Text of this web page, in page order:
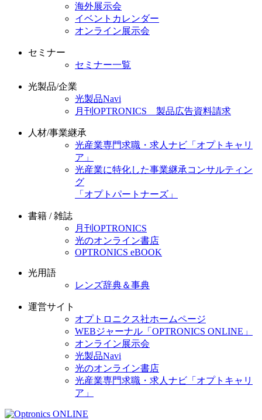
海外展示会
イベントカレンダー
オンライン展示会
セミナー
セミナー一覧
光製品/企業
光製品Navi
月刊OPTRONICS 製品広告資料請求
人材/事業継承
光産業専門求職・求人ナビ「オプトキャリ
ア」
光産業に特化した事業継承コンサルティン
グ
「オプトパートナーズ」
書籍 / 雑誌
月刊OPTRONICS
光のオンライン書店
OPTRONICS eBOOK
光用語
レンズ辞典＆事典
運営サイト
オプトロニクス社ホームページ
WEBジャーナル「OPTRONICS ONLINE」
オンライン展示会
光製品Navi
光のオンライン書店
光産業専門求職・求人ナビ「オプトキャリ
ア」